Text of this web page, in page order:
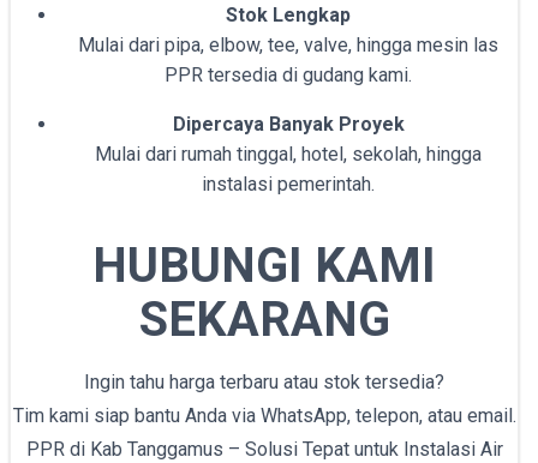
Stok Lengkap
Mulai dari pipa, elbow, tee, valve, hingga mesin las
PPR tersedia di gudang kami.
Dipercaya Banyak Proyek
Mulai dari rumah tinggal, hotel, sekolah, hingga
instalasi pemerintah.
HUBUNGI KAMI
SEKARANG
Ingin tahu harga terbaru atau stok tersedia?
Tim kami siap bantu Anda via WhatsApp, telepon, atau email.
PPR di Kab Tanggamus – Solusi Tepat untuk Instalasi Air